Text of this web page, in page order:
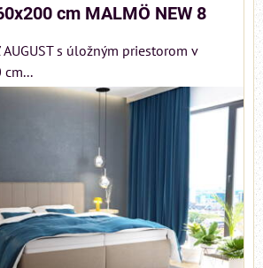
cm MALMÖ NEW 8
s úložným priestorom v
cm...